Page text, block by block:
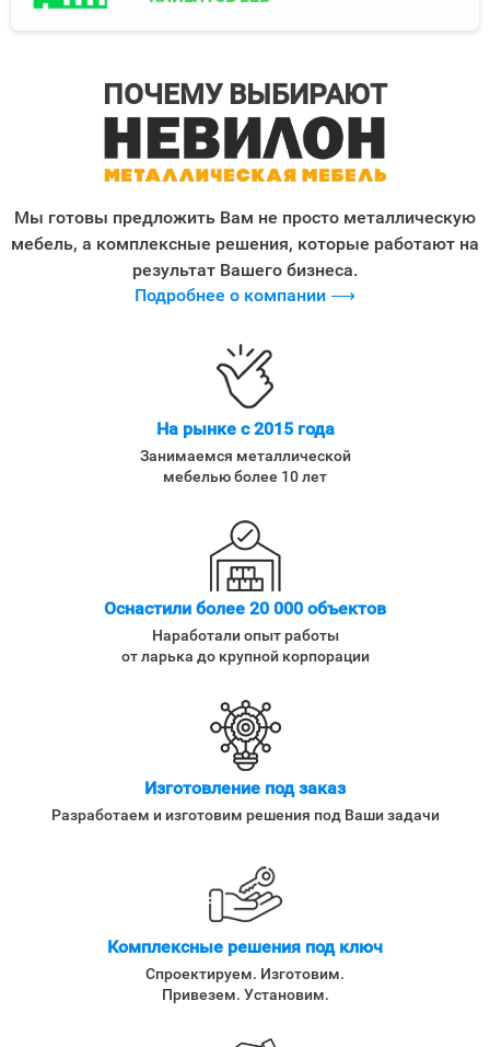
ПОЧЕМУ ВЫБИРАЮТ
Мы готовы предложить Вам не просто металлическую
мебель, а комплексные решения, которые работают на
результат Вашего бизнеса.
Подробнее о компании ⟶
На рынке с 2015 года
Занимаемся металлической
мебелью более 10 лет
Оснастили более 20 000 объектов
Наработали опыт работы
от ларька до крупной корпорации
Изготовление под заказ
Разработаем и изготовим решения под Ваши задачи
Комплексные решения под ключ
Спроектируем. Изготовим.
Привезем. Установим.